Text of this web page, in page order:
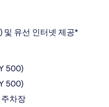
및 유선 인터넷 제공*
500)
500)
차장